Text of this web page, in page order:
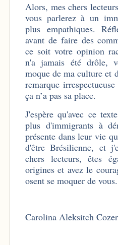
Alors, mes chers
vous parlerez à un
plus empathiques.
avant de faire des
ce soit votre opinion
n'a jamais été drôle,
moque de ma culture et
remarque
ça n’a pas sa place.
J'espère qu'avec ce
plus d'immigrants à
présente dans leur vie
d'être Brésilienne, et
chers lecteurs, êtes
origines et avez le
osent se moquer de vous.
Carolina Aleksitch Cozer